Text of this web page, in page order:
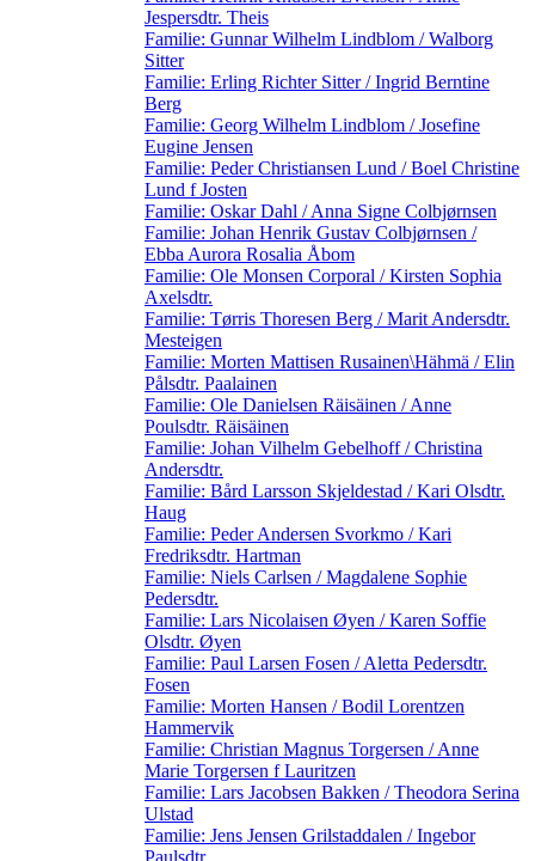
Jespersdtr. Theis
Familie: Gunnar Wilhelm Lindblom / Walborg
Sitter
Familie: Erling Richter Sitter / Ingrid Berntine
Berg
Familie: Georg Wilhelm Lindblom / Josefine
Eugine Jensen
Familie: Peder Christiansen Lund / Boel Christine
Lund f Josten
Familie: Oskar Dahl / Anna Signe Colbjørnsen
Familie: Johan Henrik Gustav Colbjørnsen /
Ebba Aurora Rosalia Åbom
Familie: Ole Monsen Corporal / Kirsten Sophia
Axelsdtr.
Familie: Tørris Thoresen Berg / Marit Andersdtr.
Mesteigen
Familie: Morten Mattisen Rusainen\Hähmä / Elin
Pålsdtr. Paalainen
Familie: Ole Danielsen Räisäinen / Anne
Poulsdtr. Räisäinen
Familie: Johan Vilhelm Gebelhoff / Christina
Andersdtr.
Familie: Bård Larsson Skjeldestad / Kari Olsdtr.
Haug
Familie: Peder Andersen Svorkmo / Kari
Fredriksdtr. Hartman
Familie: Niels Carlsen / Magdalene Sophie
Pedersdtr.
Familie: Lars Nicolaisen Øyen / Karen Soffie
Olsdtr. Øyen
Familie: Paul Larsen Fosen / Aletta Pedersdtr.
Fosen
Familie: Morten Hansen / Bodil Lorentzen
Hammervik
Familie: Christian Magnus Torgersen / Anne
Marie Torgersen f Lauritzen
Familie: Lars Jacobsen Bakken / Theodora Serina
Ulstad
Familie: Jens Jensen Grilstaddalen / Ingebor